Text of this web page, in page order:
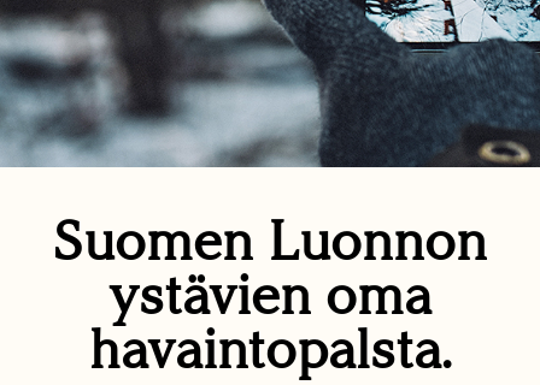
Suomen Luonnon
ystävien oma
havaintopalsta.